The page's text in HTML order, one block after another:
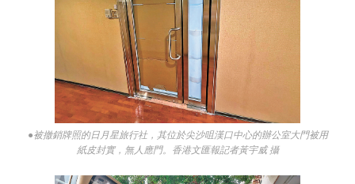
●被撤銷牌照的日月星旅行社，其位於尖沙咀漢口中心的辦公室大門被用
紙皮封實，無人應門。香港文匯報記者黃宇威 攝